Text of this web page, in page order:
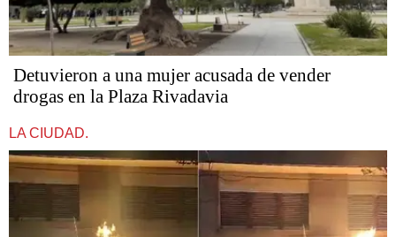
Detuvieron a una mujer acusada de vender
drogas en la Plaza Rivadavia
LA CIUDAD.